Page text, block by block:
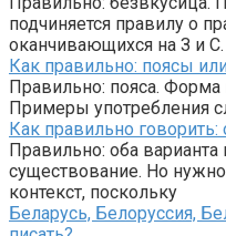
подчиняется правилу о
оканчивающихся на З и С.
Как правильно: поясы
Правильно: пояса. Форма
Примеры употребления
Как правильно говорить:
Правильно: оба
существование. Но
контекст, поскольку
Беларусь, Белоруссия,